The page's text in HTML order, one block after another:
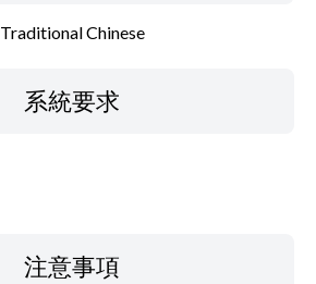
Traditional Chinese
系統要求
注意事項